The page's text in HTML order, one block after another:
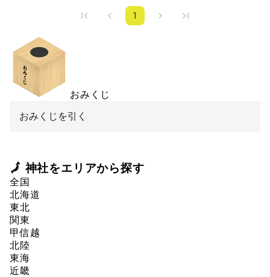
1
おみくじ
おみくじを引く
🗾 神社をエリアから探す
全国
北海道
東北
関東
甲信越
北陸
東海
近畿